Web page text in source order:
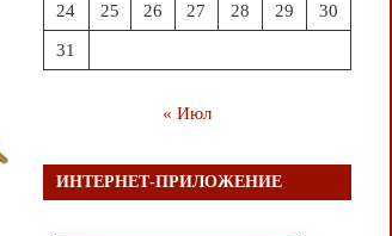
24 25 26 27 28 29 30
31
« Июл
ИНТЕРНЕТ-ПРИЛОЖЕНИЕ